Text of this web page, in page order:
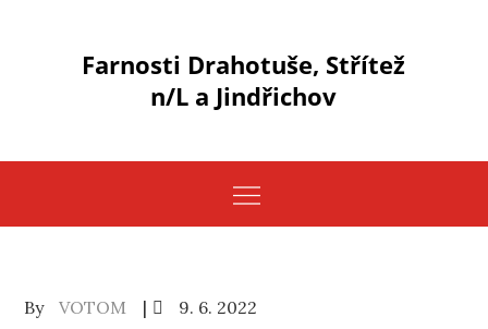
Farnosti Drahotuše, Střítež
n/L a Jindřichov
By VOTOM
Posted
9. 6. 2022